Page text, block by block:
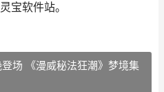
宝软件站。
场 《漫威秘法狂潮》梦境集